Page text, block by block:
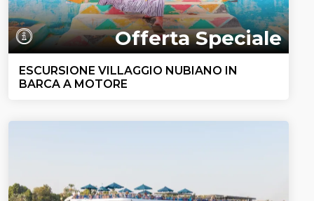
Offerta Speciale
ESCURSIONE VILLAGGIO NUBIANO IN
BARCA A MOTORE